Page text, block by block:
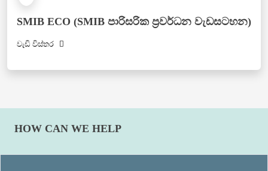
SMIB ECO (SMIB පාරිසරික ප්‍රවර්ධන වැඩසටහන)
වැඩි විස්තර
HOW CAN WE HELP